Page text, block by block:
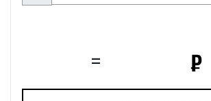
= ₽